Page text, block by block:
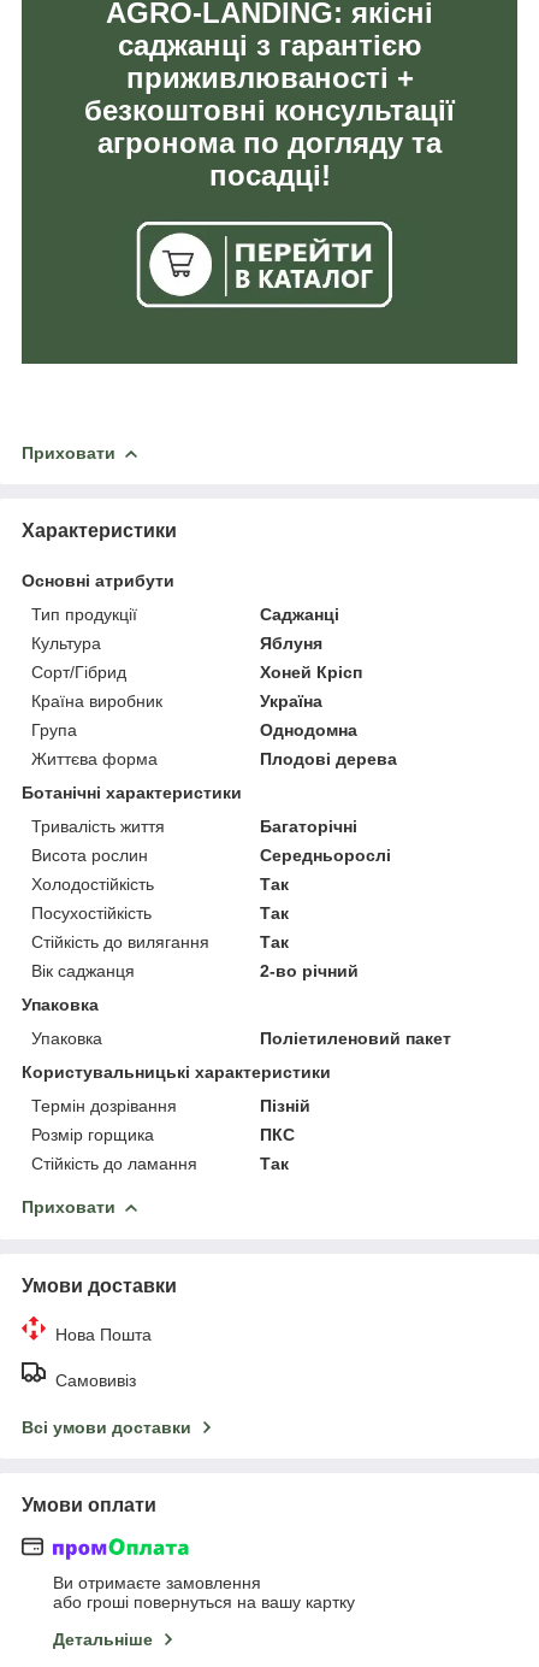
AGRO-LANDING: якісні
саджанці з гарантією
приживлюваності +
безкоштовні консультації
агронома по догляду та
посадці!
Приховати
Характеристики
Основні атрибути
Тип продукції
Саджанці
Культура
Яблуня
Сорт/Гібрид
Хоней Крісп
Країна виробник
Україна
Група
Однодомна
Життєва форма
Плодові дерева
Ботанічні характеристики
Тривалість життя
Багаторічні
Висота рослин
Середньорослі
Холодостійкість
Так
Посухостійкість
Так
Стійкість до вилягання
Так
Вік саджанця
2-во річний
Упаковка
Упаковка
Поліетиленовий пакет
Користувальницькі характеристики
Термін дозрівання
Пізній
Розмір горщика
ПКС
Стійкість до ламання
Так
Приховати
Умови доставки
Нова Пошта
Самовивіз
Всі умови доставки
Умови оплати
Ви отримаєте замовлення
або гроші повернуться на вашу картку
Детальніше